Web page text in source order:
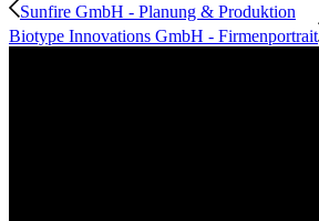
Sunfire GmbH - Planung & Produktion
Biotype Innovations GmbH - Firmenportrait